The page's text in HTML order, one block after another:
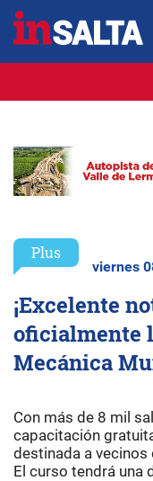
Plus
viernes
¡Excelente
oficialmente
Mecánica
Con más de 8 mil
capacitación
destinada a
El curso tendrá una